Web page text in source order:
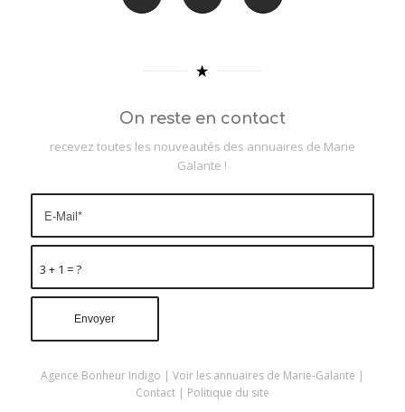
On reste en contact
recevez toutes les nouveautés des annuaires de Marie
Galante !
3 + 1 = ?
Agence Bonheur Indigo | Voir les annuaires de Marie-Galante |
Contact| Politique du site